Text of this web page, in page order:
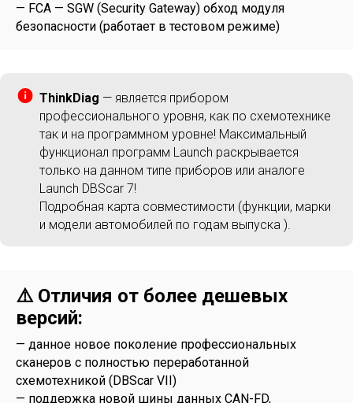
— FCA — SGW (Security Gateway) обход модуля
безопасности (работает в тестовом режиме)
ThinkDiag — является прибором
профессионального уровня, как по схемотехнике
так и на программном уровне! Максимальный
функционал программ Launch раскрывается
только на данном типе приборов или аналоге
Launch DBScar 7!
Подробная карта совместимости (функции, марки
и модели автомобилей по годам выпуска ).
⚠️ Отличия от более дешевых
версий:
— данное новое поколение профессиональных
сканеров с полностью переработанной
схемотехникой (DBScar VII)
— поддержка новой шины данных CAN-FD,